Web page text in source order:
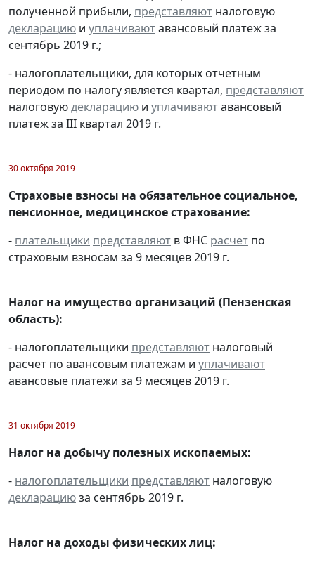
полученной прибыли, представляют налоговую
декларацию и уплачиваютавансовый платеж за
сентябрь 2019 г.;
- налогоплательщики, для которых отчетным
периодом по налогу является квартал, представляют
налоговуюдекларацию и уплачиваютавансовый
платеж за III квартал 2019 г.
30 октября 2019
Страховые взносы на обязательное социальное,
пенсионное, медицинское страхование:
- плательщики представляют в ФНС расчет по
страховым взносам за 9 месяцев 2019 г.
Налог на имущество организаций (Пензенская
область):
- налогоплательщики представляют налоговый
расчет по авансовым платежам и уплачивают
авансовые платежи за 9 месяцев 2019 г.
31 октября 2019
Налог на добычу полезных ископаемых:
- налогоплательщики представляют налоговую
декларациюза сентябрь 2019 г.
Налог на доходы физических лиц: